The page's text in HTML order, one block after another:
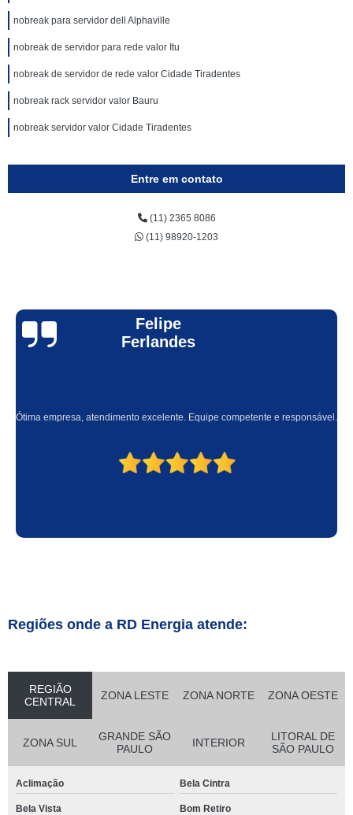
nobreak para servidor dell Alphaville
nobreak de servidor para rede valor Itu
nobreak de servidor de rede valor Cidade Tiradentes
nobreak rack servidor valor Bauru
nobreak servidor valor Cidade Tiradentes
Entre em contato
(11) 2365 8086
(11) 98920-1203
Felipe
Ferlandes
Ótima empresa, atendimento excelente. Equipe competente e responsável.
Regiões onde a RD Energia atende:
REGIÃO
CENTRAL
ZONA LESTE ZONA NORTE ZONA OESTE
ZONA SUL
GRANDE SÃO
PAULO
INTERIOR
LITORAL DE
SÃO PAULO
Aclimação Bela Cintra
Bela Vista Bom Retiro